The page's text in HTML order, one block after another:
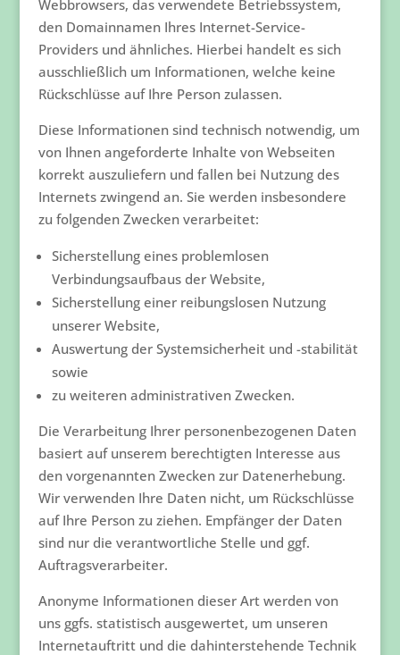
Webbrowsers, das verwendete Betriebssystem,
den Domainnamen Ihres Internet-Service-
Providers und ähnliches. Hierbei handelt es sich
ausschließlich um Informationen, welche keine
Rückschlüsse auf Ihre Person zulassen.
Diese Informationen sind technisch notwendig, um
von Ihnen angeforderte Inhalte von Webseiten
korrekt auszuliefern und fallen bei Nutzung des
Internets zwingend an. Sie werden insbesondere
zu folgenden Zwecken verarbeitet:
Sicherstellung eines problemlosen
Verbindungsaufbaus der Website,
Sicherstellung einer reibungslosen Nutzung
unserer Website,
Auswertung der Systemsicherheit und -stabilität
sowie
zu weiteren administrativen Zwecken.
Die Verarbeitung Ihrer personenbezogenen Daten
basiert auf unserem berechtigten Interesse aus
den vorgenannten Zwecken zur Datenerhebung.
Wir verwenden Ihre Daten nicht, um Rückschlüsse
auf Ihre Person zu ziehen. Empfänger der Daten
sind nur die verantwortliche Stelle und ggf.
Auftragsverarbeiter.
Anonyme Informationen dieser Art werden von
uns ggfs. statistisch ausgewertet, um unseren
Internetauftritt und die dahinterstehende Technik